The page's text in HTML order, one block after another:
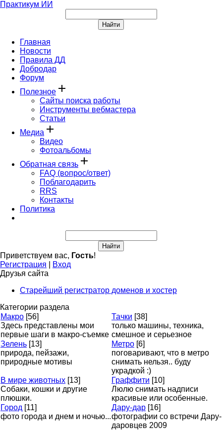
Практикум ИИ
Главная
Новости
Правила ДД
Добродар
Форум
Полезное add
Сайты поиска работы
Инструменты вебмастера
Статьи
Медиа add
Видео
Фотоальбомы
Обратная связь add
FAQ (вопрос/ответ)
Поблагодарить
RRS
Контакты
Политика
Приветствуем вас, Гость!
Регистрация
Вход
Друзья сайта
Старейший регистратор доменов и хостер
Категории раздела
Макро [56]
Здесь представлены мои
первые шаги в макро-съемке
Тачки [38]
только машины, техника,
смешное и серьезное
Зелень [13]
природа, пейзажи,
природные мотивы
Метро [6]
поговаривают, что в метро
снимать нельзя.. буду
украдкой :)
В мире животных [13]
Собаки, кошки и другие
плюшки.
Граффити [10]
Люлю снимать надписи
красивые или особенные.
Город [11]
фото города и днем и ночью...
Дару-дар [16]
фотографии со встречи Дару-
даровцев 2009